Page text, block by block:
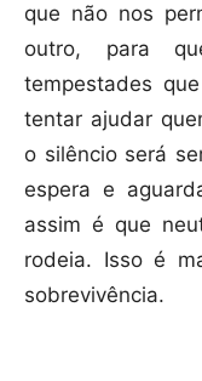
que não nos
outro, para
tempestades
tentar ajudar
o silêncio será
espera e
assim é que
rodeia. Isso é
sobrevivência.